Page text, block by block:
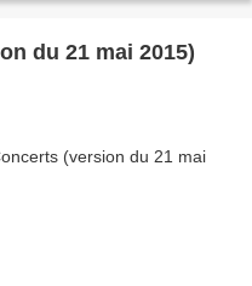
du 21 mai 2015)